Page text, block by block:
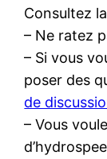
Consultez la
– Ne ratez
– Si vous
poser des
de
– Vous